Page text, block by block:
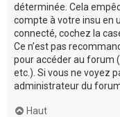
déterminée. Cela
compte à votre insu en
connecté, cochez la
Ce n’est pas
pour accéder au forum
etc.). Si vous ne voyez
administrateur du
Haut